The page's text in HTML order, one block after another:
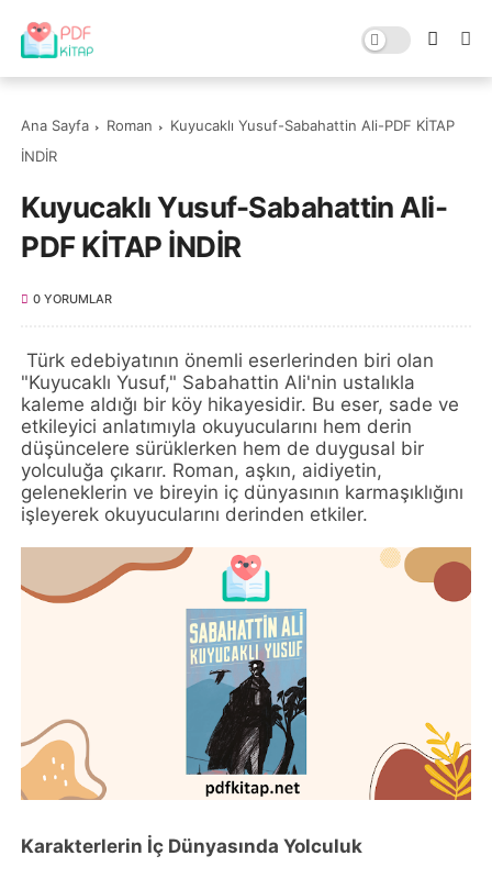
Ana Sayfa Roman
Kuyucaklı Yusuf-Sabahattin Ali-PDF KİTAP
İNDİR
Kuyucaklı Yusuf-Sabahattin Ali-
PDF KİTAP İNDİR
0 YORUMLAR
Türk edebiyatının önemli eserlerinden biri olan
"Kuyucaklı Yusuf," Sabahattin Ali'nin ustalıkla
kaleme aldığı bir köy hikayesidir. Bu eser, sade ve
etkileyici anlatımıyla okuyucularını hem derin
düşüncelere sürüklerken hem de duygusal bir
yolculuğa çıkarır. Roman, aşkın, aidiyetin,
geleneklerin ve bireyin iç dünyasının karmaşıklığını
işleyerek okuyucularını derinden etkiler.
Karakterlerin İç Dünyasında Yolculuk